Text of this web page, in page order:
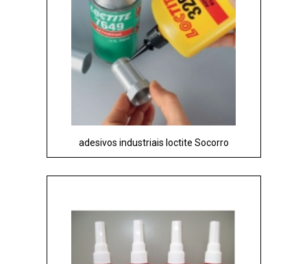
adesivos industriais loctite Socorro